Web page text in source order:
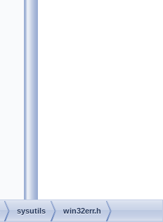
sysutils win32err.h